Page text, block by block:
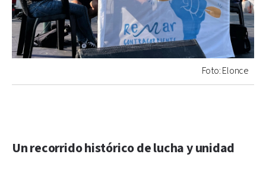
Foto: Elonce
Un recorrido histórico de lucha y unidad